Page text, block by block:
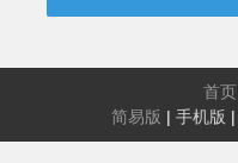
首页
简易版 | 手机版 |